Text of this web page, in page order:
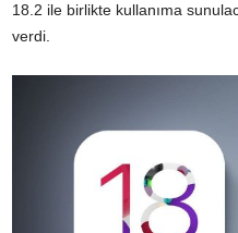
18.2 ile birlikte kullanıma
verdi.